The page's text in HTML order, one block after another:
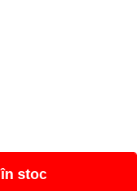
stoc